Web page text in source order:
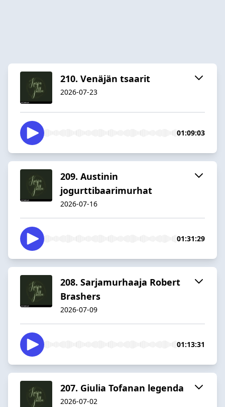
210. Venäjän tsaarit
2026-07-23
01:09:03
209. Austinin
jogurttibaarimurhat
2026-07-16
01:31:29
208. Sarjamurhaaja Robert
Brashers
2026-07-09
01:13:31
207. Giulia Tofanan legenda
2026-07-02